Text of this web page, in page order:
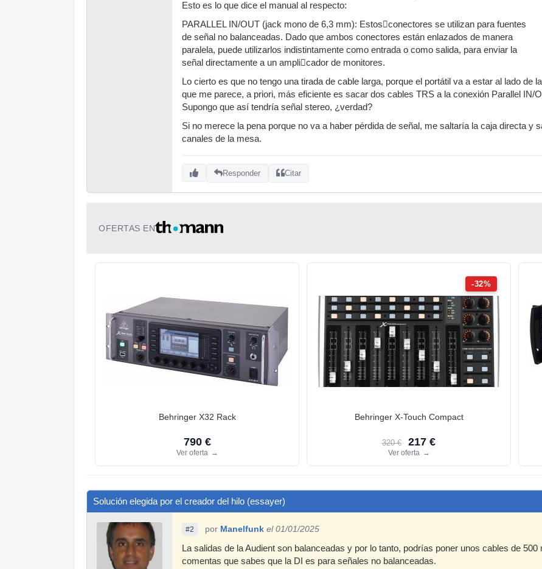
Esto es lo que dice el manual al respecto:
PARALLEL IN/OUT (jack mono de 6,3 mm): Estosconectores se utilizan para fuentes
de señal no balanceadas. Dado que ambos conectores están enlazados de manera
paralela, puede utilizarlos indistintamente como entrada o como salida, para enviar la
señal directamente a un amplicador de monitores.
Lo cierto es que no tengo una tirada de cable larga, porque el portátil va a estar al lado de
que me parece, a priori, más eficiente es sacar dos cables TRS a la conexión Parallel IN/
Supongo que así tendría señal stereo, ¿verdad?
Si no merece la pena porque no va a haber pérdida de señal, me saltaría la caja directa y
canales de la mesa.
Responder Citar
OFERTAS EN
Behringer X32 Rack
790 €
Ver oferta →
-32%
Behringer X-Touch Compact
320 € 217 €
Ver oferta →
Solución elegida por el creador del hilo (essayer)
#2 por Manelfunk el 01/01/2025
La salidas de la Audient son balanceadas y por lo tanto, podrías poner unos cables de
comentas que sabes que la DI es para señales no balanceadas.